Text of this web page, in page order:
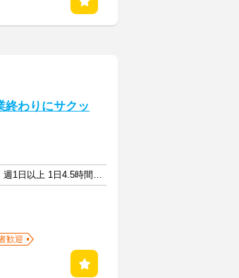
終わりにサクッ
週1日以上 1日4.5時間以上
歓迎